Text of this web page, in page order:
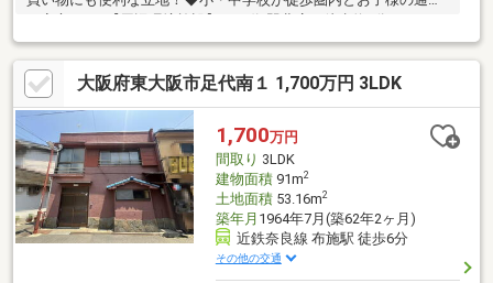
ィ 生野巽店：徒歩約8分・スギドラッグ 巽北店：徒歩約4分・ファ
ミリーマート 北巽駅西店：徒歩約3分・セブン-イレブン 大阪巽北
３丁目店：徒歩約4分・大阪市立巽中学校：徒歩約12分・大阪市
立北巽小学校：徒歩約7分・巽保育園：徒歩約4分・育和会記念病
院：徒歩約5分ご覧いただきありがとうございます♪是非お気軽に
お問い合わせください♪
大阪府東大阪市足代南１ 1,700万円 3LDK
1,700万円
間取り 3LDK
建物面積91m2
土地面積53.16m2
築年月 1964年7月(築62年2ヶ月)
近鉄奈良線 布施駅 徒歩6分
その他の交通